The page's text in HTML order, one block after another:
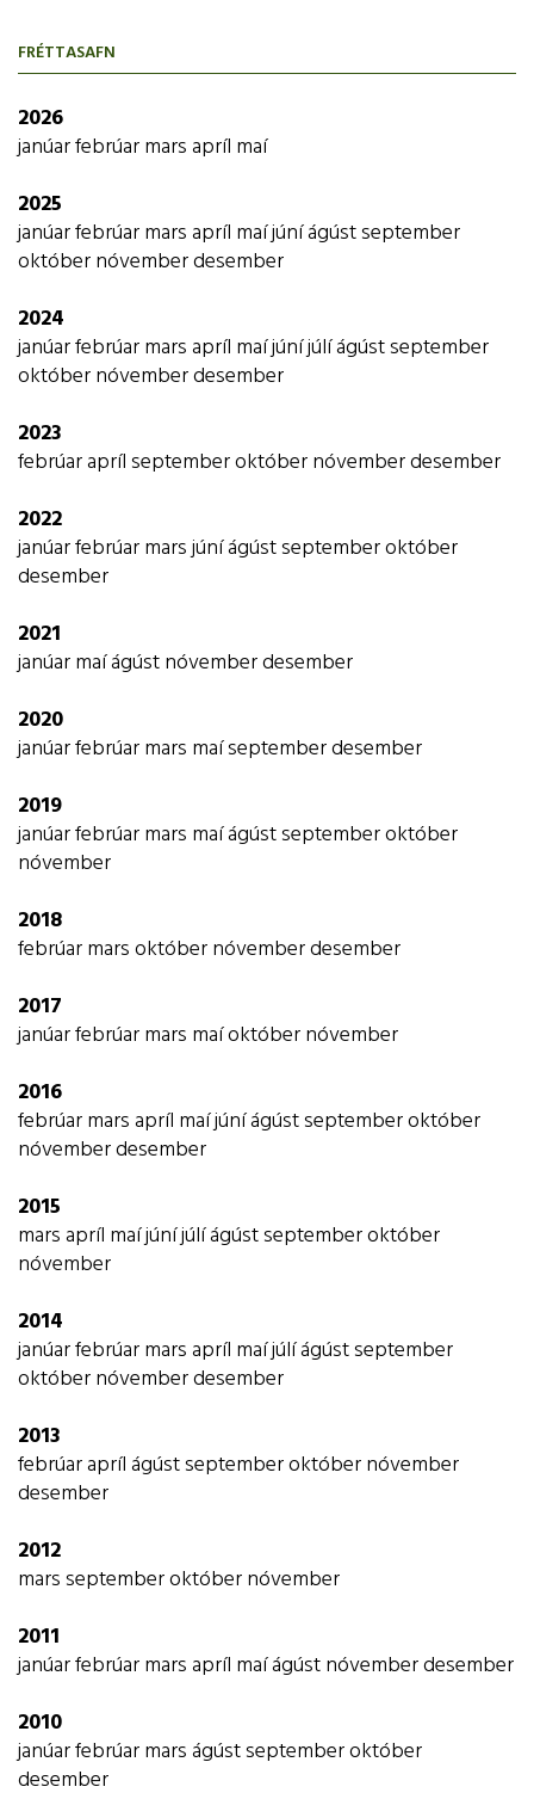
FRÉTTASAFN
2026
janúarfebrúarmarsapríl maí
2025
janúarfebrúarmarsapríl maíjúníágústseptember
októbernóvemberdesember
2024
janúarfebrúarmarsapríl maíjúníjúlíágústseptember
októbernóvemberdesember
2023
febrúaraprílseptemberoktóbernóvemberdesember
2022
janúarfebrúarmarsjúníágústseptemberoktóber
desember
2021
janúarmaíágústnóvemberdesember
2020
janúarfebrúarmars maíseptemberdesember
2019
janúarfebrúarmars maíágústseptemberoktóber
nóvember
2018
febrúarmarsoktóbernóvemberdesember
2017
janúarfebrúarmars maíoktóbernóvember
2016
febrúarmarsapríl maíjúníágústseptemberoktóber
nóvemberdesember
2015
marsapríl maíjúníjúlíágústseptemberoktóber
nóvember
2014
janúarfebrúarmarsapríl maíjúlíágústseptember
októbernóvemberdesember
2013
febrúaraprílágústseptemberoktóbernóvember
desember
2012
marsseptemberoktóbernóvember
2011
janúarfebrúarmarsapríl maíágústnóvemberdesember
2010
janúarfebrúarmarságústseptemberoktóber
desember